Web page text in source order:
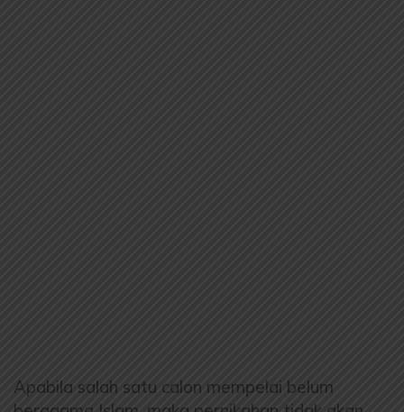
Apabila salah satu calon mempelai belum